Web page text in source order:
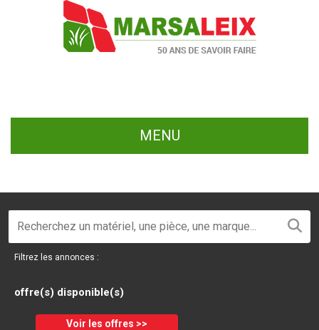
MENU
Filtrez les annonces :
offre(s) disponible(s)
Voir les offres >>